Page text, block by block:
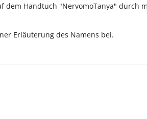
dem Handtuch "NervomoTanya"
Erläuterung des Namens bei.